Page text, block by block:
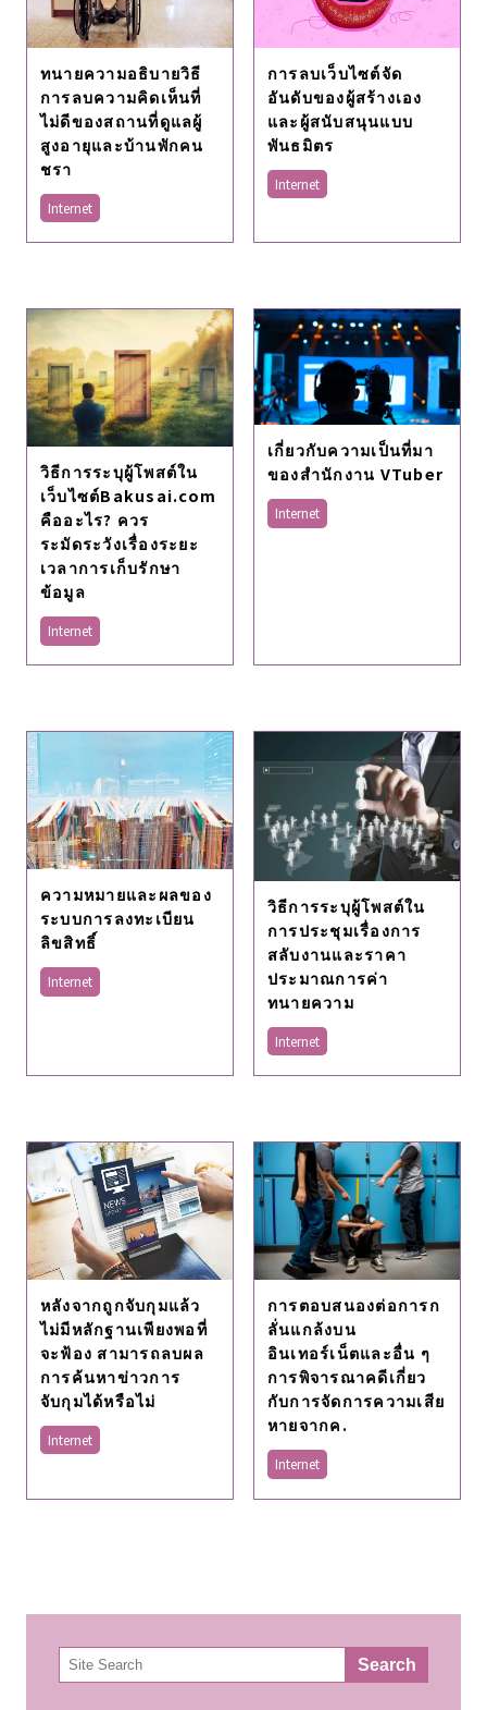
ทนายความอธิบายวิธี
การลบความคิดเห็นที่
ไม่ดีของสถานที่ดูแลผู้
สูงอายุและบ้านพักคน
ชรา
Internet
การลบเว็บไซต์จัด
อันดับของผู้สร้างเอง
และผู้สนับสนุนแบบ
พันธมิตร
Internet
วิธีการระบุผู้โพสต์ใน
เว็บไซต์Bakusai.com
คืออะไร? ควร
ระมัดระวังเรื่องระยะ
เวลาการเก็บรักษา
ข้อมูล
Internet
เกี่ยวกับความเป็นที่มา
ของสํานักงาน VTuber
Internet
ความหมายและผลของ
ระบบการลงทะเบียน
ลิขสิทธิ์
Internet
วิธีการระบุผู้โพสต์ใน
การประชุมเรื่องการ
สลับงานและราคา
ประมาณการค่า
ทนายความ
Internet
หลังจากถูกจับกุมแล้ว
ไม่มีหลักฐานเพียงพอที่
จะฟ้อง สามารถลบผล
การค้นหาข่าวการ
จับกุมได้หรือไม่
Internet
การตอบสนองต่อการก
ลั่นแกล้งบน
อินเทอร์เน็ตและอื่น ๆ
การพิจารณาคดีเกี่ยว
กับการจัดการความเสีย
หายจากค.
Internet
検
索 Search